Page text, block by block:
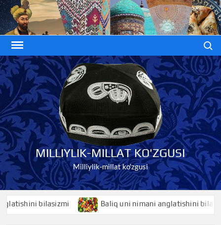
Skip
to
content
MILLIYLIK-MILLAT KO'ZGUSI
Milliylik-millat ko'zgusi
bilasizmi Baliq uni nimani anglatishini bilasizmi